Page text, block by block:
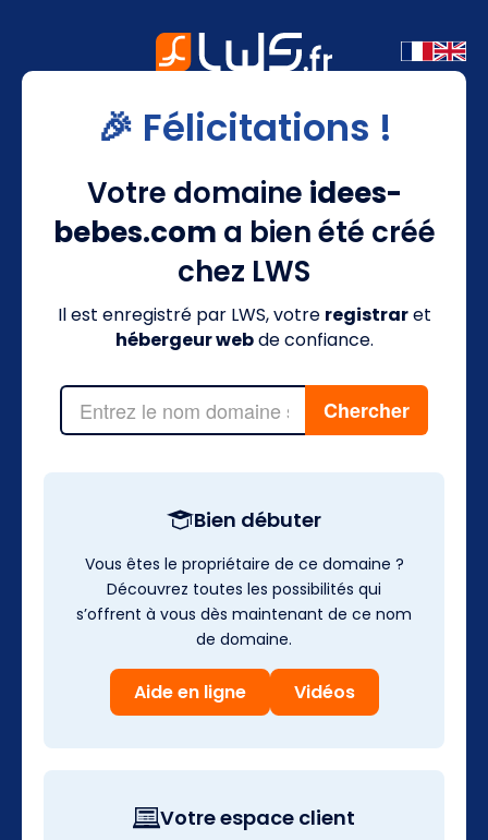
🎉 Félicitations !
Votre domaine idees-
bebes.com a bien été créé
chez LWS
Il est enregistré par LWS, votre registraret
hébergeur webde confiance.
Bien débuter
Vous êtes le propriétaire de ce domaine ?
Découvrez toutes les possibilités qui
s’offrent à vous dès maintenant de ce nom
de domaine.
Aide en ligne Vidéos
Votre espace client